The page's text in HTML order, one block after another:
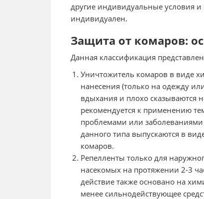
другие индивидуальные условия
индивидуален.
Защита от комаров:
Данная классификация
Уничтожитель комаров в виде
нанесения (только на одежду
вдыхания и плохо сказываются
рекомендуется к применению
проблемами или
данного типа выпускаются в
комаров.
Репелленты только для
насекомых на протяжении 2-3
действие также основано на
менее сильнодействующее